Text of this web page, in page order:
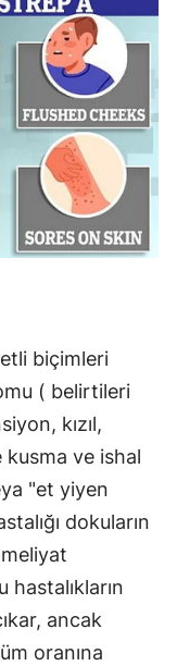
biçimleri
( belirtileri
kızıl,
kusma ve ishal
"et yiyen
dokuların
ancak
oranına